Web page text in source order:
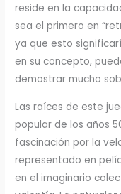
reside en la
sea el primero en
ya que esto
en su concepto,
demostrar mucho
Las raíces de este
popular de los años
fascinación por la
representado en
en el imaginario